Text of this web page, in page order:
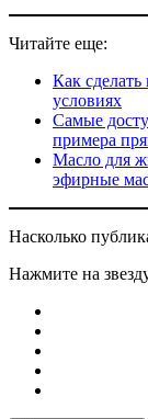
Читайте еще:
Как
условиях
Самые
примера
Масло для
эфирные
Насколько
Нажмите на